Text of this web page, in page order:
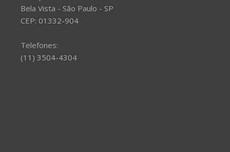
Bela Vista - São Paulo - SP
CEP: 01332-904
Telefones:
(11) 3504-4304